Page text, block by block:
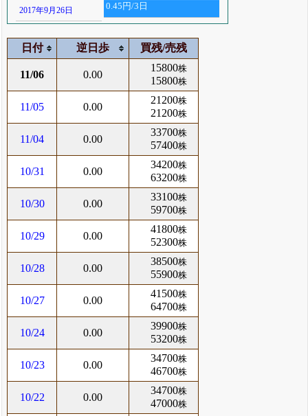
2017年9月26日 0.45円/3日
日付 逆日歩 買残/売残
11/06 0.00
15800株
15800株
11/05 0.00
21200株
21200株
11/04 0.00
33700株
57400株
10/31 0.00
34200株
63200株
10/30 0.00
33100株
59700株
10/29 0.00
41800株
52300株
10/28 0.00
38500株
55900株
10/27 0.00
41500株
64700株
10/24 0.00
39900株
53200株
10/23 0.00
34700株
46700株
10/22 0.00
34700株
47000株